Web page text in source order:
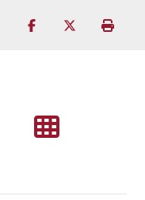
Partager surPartager sur